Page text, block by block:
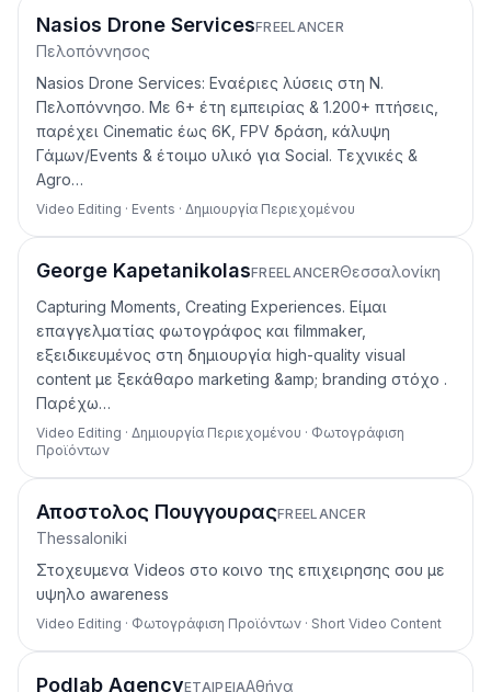
Nasios Drone ServicesFREELANCER
Πελοπόννησος
Nasios Drone Services: Εναέριες λύσεις στη Ν.
Πελοπόννησο. Με 6+ έτη εμπειρίας & 1.200+ πτήσεις,
παρέχει Cinematic έως 6K, FPV δράση, κάλυψη
Γάμων/Events & έτοιμο υλικό για Social. Τεχνικές &
Agro…
Video Editing · Events · Δημιουργία Περιεχομένου
George KapetanikolasFREELANCERΘεσσαλονίκη
Capturing Moments, Creating Experiences. Είμαι
επαγγελματίας φωτογράφος και filmmaker,
εξειδικευμένος στη δημιουργία high-quality visual
content με ξεκάθαρο marketing &amp; branding στόχο .
Παρέχω…
Video Editing · Δημιουργία Περιεχομένου · Φωτογράφιση
Προϊόντων
Αποστολος ΠουγγουραςFREELANCER
Thessaloniki
Στοχευμενα Videos στο κοινο της επιχειρησης σου με
υψηλο awareness
Video Editing · Φωτογράφιση Προϊόντων · Short Video Content
Podlab AgencyΕΤΑΙΡΕΊΑΑθήνα